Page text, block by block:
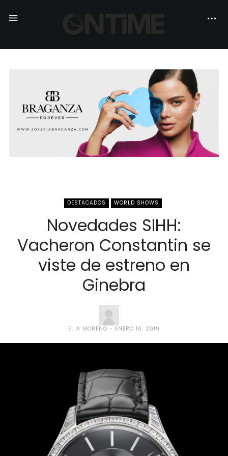
DESTACADOS WORLD SHOWS
Novedades SIHH:
Vacheron Constantin se
viste de estreno en
Ginebra
ELIA MORENO ENERO 16, 2019